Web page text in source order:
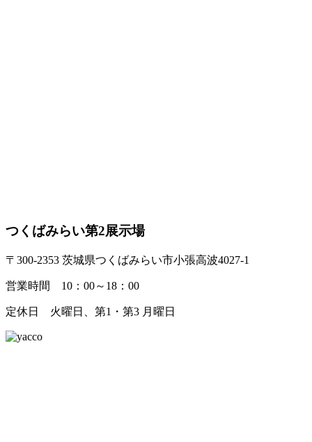
つくばみらい第2展示場
〒300-2353 茨城県つくばみらい市小張高波4027-1
営業時間 10：00～18：00
定休日 火曜日、第1・第3 月曜日